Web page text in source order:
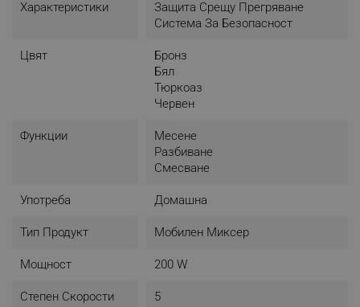
Характеристики
Защита Срещу Прегряване
Система За Безопасност
Цвят
Бронз
Бял
Тюркоаз
Червен
Функции
Месене
Разбиване
Смесване
Употреба Домашна
Тип Продукт Мобилен Миксер
Мощност 200 W
Степен Скорости 5